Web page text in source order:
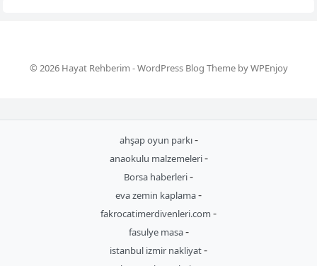
© 2026 Hayat Rehberim -WordPress Blog ThemebyWPEnjoy
ahşap oyun parkı-
anaokulu malzemeleri-
Borsa haberleri-
eva zemin kaplama-
fakrocatimerdivenleri.com -
fasulye masa-
istanbul izmir nakliyat-